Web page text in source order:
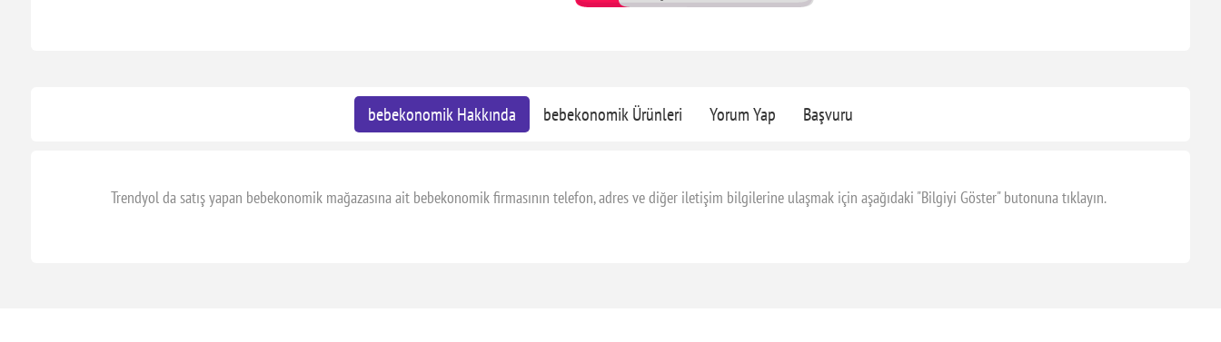
bebekonomik Hakkında bebekonomik Ürünleri Yorum Yap Başvuru
Trendyol da satış yapan bebekonomik mağazasına ait bebekonomik firmasının telefon, adres ve diğer iletişim bilgilerine ulaşmak için aşağıdaki "Bilgiyi Göster" butonuna tıklayın.